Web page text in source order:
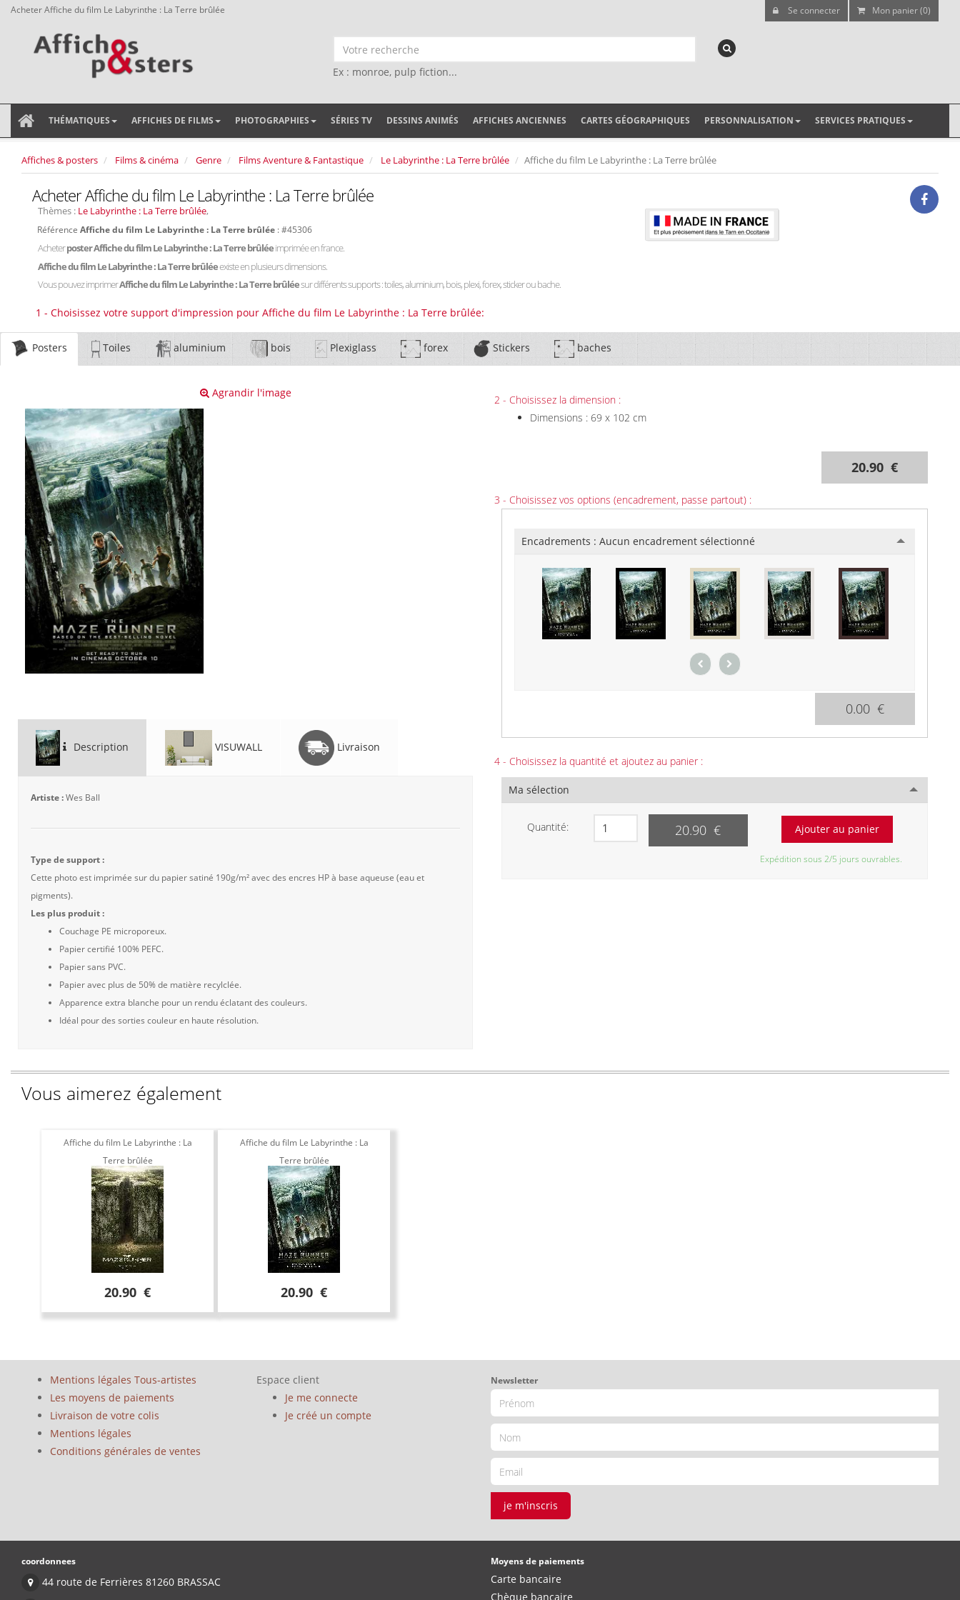
Acheter Affiche du film Le Labyrinthe : La Terre brûlée Se connecter Mon panier (0)
Ex : monroe, pulp fiction...
THÉMATIQUES AFFICHES DE FILMS PHOTOGRAPHIES SÉRIES TV DESSINS ANIMÉS AFFICHES ANCIENNES CARTES GÉOGRAPHIQUES PERSONNALISATION SERVICES PRATIQUES
Affiches & posters Films & cinéma Genre Films Aventure & Fantastique Le Labyrinthe : La Terre brûlée Affiche du film Le Labyrinthe : La Terre brûlée
Acheter Affiche du film Le Labyrinthe : La Terre brûlée
Thèmes : Le Labyrinthe : La Terre brûlée,
Référence Affiche du film Le Labyrinthe : La Terre brûlée : #45306
Acheterposter Affiche du film Le Labyrinthe : La Terre brûléeimprimée en france.
Affiche du film Le Labyrinthe : La Terre brûléeexiste en plusieurs dimensions.
Vous pouvez imprimerAffiche du film Le Labyrinthe : La Terre brûléesur différents supports : toiles, aluminium, bois, plexi, forex, sticker ou bache.
1 - Choisissez votre support d'impression pour Affiche du film Le Labyrinthe : La Terre brûlée:
Posters Toiles aluminium bois Plexiglass forex Stickers baches
Agrandir l'image
Description VISUWALL Livraison
Artiste :Wes Ball
Type de support :
Cette photo est imprimée sur du papier satiné 190g/m² avec des encres HP à base aqueuse (eau et
pigments).
Les plus produit :
Couchage PE microporeux.
Papier certifié 100% PEFC.
Papier sans PVC.
Papier avec plus de 50% de matière recylclée.
Apparence extra blanche pour un rendu éclatant des couleurs.
Idéal pour des sorties couleur en haute résolution.
2 - Choisissez la dimension :
Dimensions : 69 x 102 cm
20.90 €
3 - Choisissez vos options (encadrement, passe partout) :
Encadrements : Aucun encadrement sélectionné
0.00 €
4 - Choisissez la quantité et ajoutez au panier :
Ma sélection
Quantité: 20.90 €
Expédition sous 2/5 jours ouvrables.
Vous aimerez également
Affiche du film Le Labyrinthe : La
Terre brûlée
20.90 €
Affiche du film Le Labyrinthe : La
Terre brûlée
20.90 €
Mentions légales Tous-artistes
Les moyens de paiements
Livraison de votre colis
Mentions légales
Conditions générales de ventes
Espace client
Je me connecte
Je créé un compte
Newsletter
je m'inscris
coordonnees
44 route de Ferrières 81260 BRASSAC
Moyens de paiements
Carte bancaire
Chèque bancaire